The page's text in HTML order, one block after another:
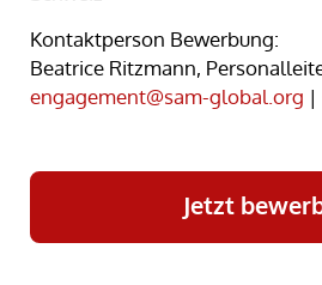
Kontaktperson Bewerbung:
Beatrice Ritzmann,
engagement@sam-global.org |
Jetzt